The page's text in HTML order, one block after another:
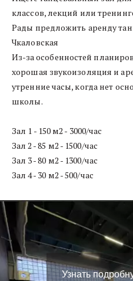
классов, лекций или
Рады предложить аренду
Чкаловская
Из-за особенностей
хорошая звукоизоляция и
утренние часы, когда нет
школы.
Зал 1 - 150 м2 - 3000/час
Зал 2 - 85 м2 - 1500/час
Зал 3 - 80 м2 - 1300/час
Зал 4 - 30 м2 - 500/час
Узнать